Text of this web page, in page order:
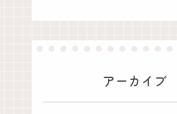
アーカイブ